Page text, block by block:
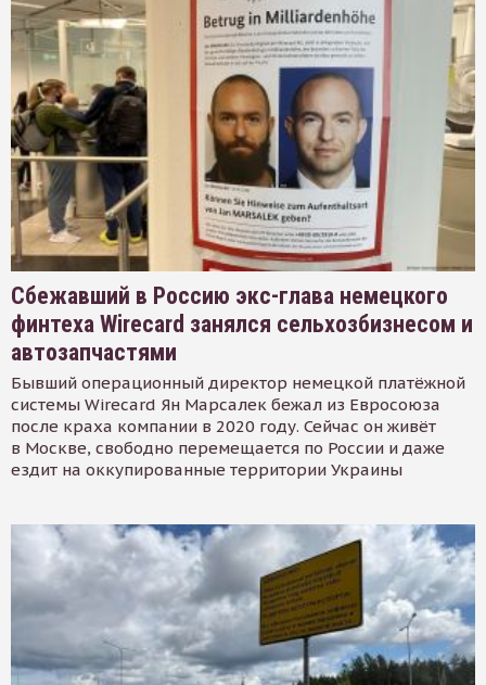
Сбежавший в Россию экс-глава немецкого
финтеха Wirecard занялся сельхозбизнесом и
автозапчастями
Бывший операционный директор немецкой платёжной
системы Wirecard Ян Марсалек бежал из Евросоюза
после краха компании в 2020 году. Сейчас он живёт
в Москве, свободно перемещается по России и даже
ездит на оккупированные территории Украины